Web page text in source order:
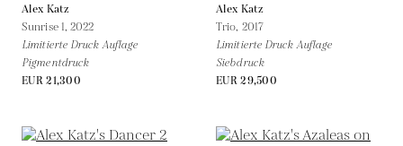
Alex Katz
Sunrise 1,2022
Limitierte Druck Auflage
Pigmentdruck
EUR 21,300
Alex Katz
Trio, 2017
Limitierte Druck Auflage
Siebdruck
EUR 29,500